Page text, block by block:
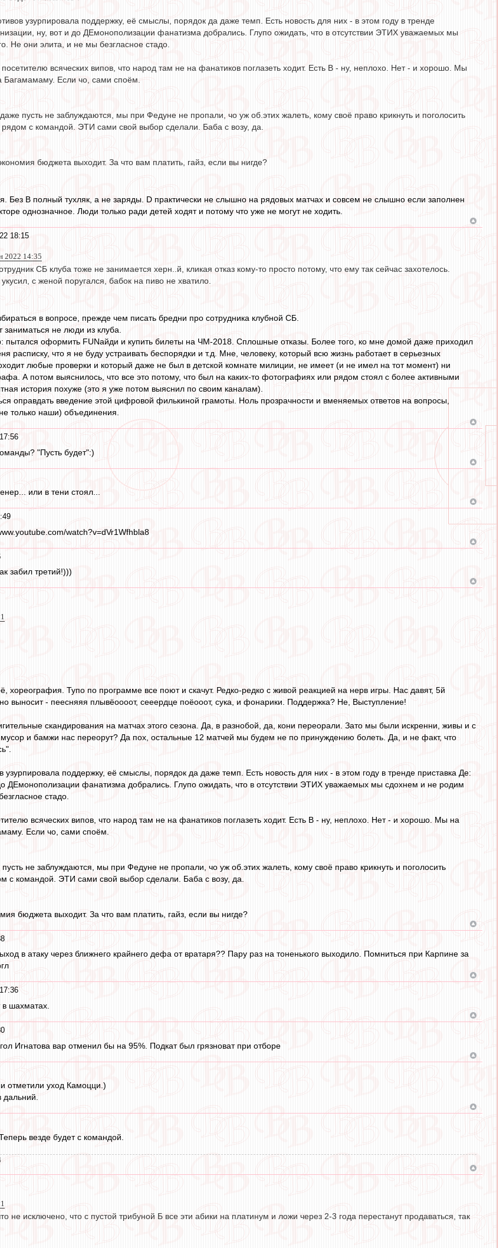
узурпировала поддержку, её смыслы, порядок да даже темп. Есть новость для них - в этом году в тренде
ну, вот и до ДЕмонополизации фанатизма добрались. Глупо ожидать, что в отсутствии ЭТИХ уважаемых мы
Не они элита, и не мы безгласное стадо.
всяческих випов, что народ там не на фанатиков поглазеть ходит. Есть В - ну, неплохо. Нет - и хорошо. Мы
Багамамаму. Если чо, сами споём.
пусть не заблуждаются, мы при Федуне не пропали, чо уж об.этих жалеть, кому своё право крикнуть и поголосить
с командой. ЭТИ сами свой выбор сделали. Баба с возу, да.
бюджета выходит. За что вам платить, гайз, если вы нигде?
Без B полный тухляк, а не заряды. D практически не слышно на рядовых матчах и совсем не слышно если заполнен
однозначное. Люди только ради детей ходят и потому что уже не могут не ходить.
18:15
2022 14:35
СБ клуба тоже не занимается херн..й, кликая отказ кому-то просто потому, что ему так сейчас захотелось.
с женой поругался, бабок на пиво не хватило.
в вопросе, прежде чем писать бредни про сотрудника клубной СБ.
не люди из клуба.
пытался оформить FUNайди и купить билеты на ЧМ-2018. Сплошные отказы. Более того, ко мне домой даже приходил
расписку, что я не буду устраивать беспорядки и т.д. Мне, человеку, который всю жизнь работает в серьезных
любые проверки и который даже не был в детской комнате милиции, не имеет (и не имел на тот момент) ни
А потом выяснилось, что все это потому, что был на каких-то фотографиях или рядом стоял с более активными
история похуже (это я уже потом выяснил по своим каналам).
оправдать введение этой цифровой филькиной грамоты. Ноль прозрачности и вменяемых ответов на вопросы,
только наши) объединения.
"Пусть будет":)
или в тени стоял...
watch?v=dVr1Wfhbla8
забил третий!)))
хореография. Тупо по программе все поют и скачут. Редко-редко с живой реакцией на нерв игры. Нас давят, 5й
выносит - пеесняяя плывёоооот, сееердце поёооот, сука, и фонарики. Поддержка? Не, Выступление!
скандирования на матчах этого сезона. Да, в разнобой, да, кони переорали. Зато мы были искренни, живы и с
и бамжи нас переорут? Да пох, остальные 12 матчей мы будем не по принуждению болеть. Да, и не факт, что
узурпировала поддержку, её смыслы, порядок да даже темп. Есть новость для них - в этом году в тренде приставка Де:
ДЕмонополизации фанатизма добрались. Глупо ожидать, что в отсутствии ЭТИХ уважаемых мы сдохнем и не родим
стадо.
всяческих випов, что народ там не на фанатиков поглазеть ходит. Есть В - ну, неплохо. Нет - и хорошо. Мы на
Если чо, сами споём.
не заблуждаются, мы при Федуне не пропали, чо уж об.этих жалеть, кому своё право крикнуть и поголосить
с командой. ЭТИ сами свой выбор сделали. Баба с возу, да.
бюджета выходит. За что вам платить, гайз, если вы нигде?
в атаку через ближнего крайнего дефа от вратаря?? Пару раз на тоненького выходило. Помниться при Карпине за
шахматах.
Игнатова вар отменил бы на 95%. Подкат был грязноват при отборе
отметили уход Камоцци.)
дальний.
везде будет с командой.
не исключено, что с пустой трибуной Б все эти абики на платинум и ложи через 2-3 года перестанут продаваться, так